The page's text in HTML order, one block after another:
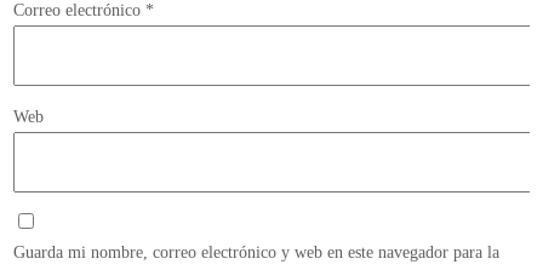
Correo electrónico *
Web
Guarda mi nombre, correo electrónico y web en este navegador para la